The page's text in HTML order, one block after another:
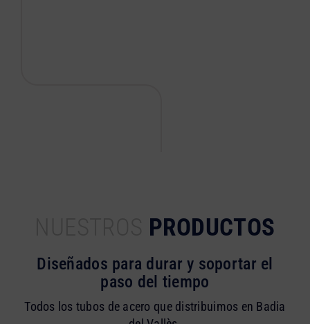
PRODUCTOS
Diseñados para durar y soportar el
paso del tiempo
Todos los tubos de acero que distribuimos en Badia